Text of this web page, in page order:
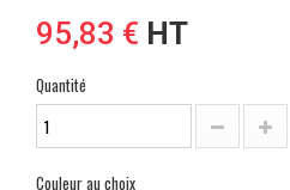
95,83 € HT
Quantité
Couleur au choix